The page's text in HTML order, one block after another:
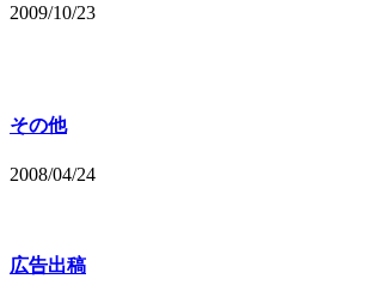
2009/10/23
その他
2008/04/24
広告出稿